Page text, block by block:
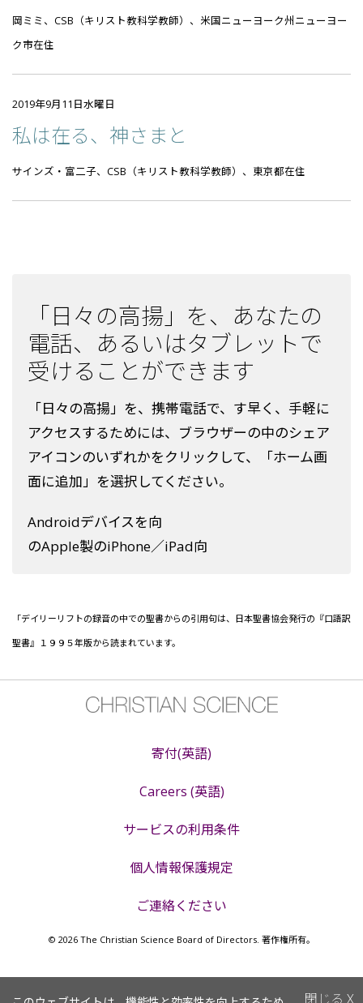
岡ミミ、CSB（キリスト教科学教師）、米国ニューヨーク州ニューヨー
ク市在住
2019年9月11日水曜日
私は在る、神さまと
サインズ・富二子、CSB（キリスト教科学教師）、東京都在住
「日々の高揚」を、あなたの
電話、あるいはタブレットで
受けることができます
「日々の高揚」を、携帯電話で、す早く、手軽に
アクセスするためには、ブラウザーの中のシェア
アイコンのいずれかをクリックして、「ホーム画
面に追加」を選択してください。
Androidデバイスを向
のApple製のiPhone／iPad向
「デイリーリフトの録音の中での聖書からの引用句は、日本聖書協会発行の『口語訳
聖書』１９９５年版から読まれています。
寄付(英語)
Careers (英語)
サービスの利用条件
個人情報保護規定
ご連絡ください
© 2026 The Christian Science Board of Directors. 著作権所有。
閉じる X